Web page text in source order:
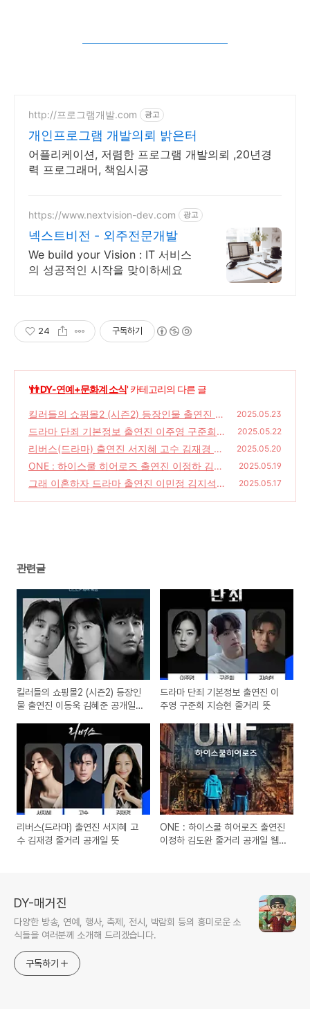
http://프로그램개발.com 광고
개인프로그램 개발의뢰 밝은터
어플리케이션, 저렴한 프로그램 개발의뢰 ,20년경
력 프로그래머, 책임시공
https://www.nextvision-dev.com 광고
넥스트비전 - 외주전문개발
We build your Vision : IT 서비스
의 성공적인 시작을 맞이하세요
24 구독하기
'👬 DY-연예+문화계 소식' 카테고리의 다른 글
킬러들의 쇼핑몰2 (시즌2) 등장인물 출연진 이
동욱 김혜준 공개일 결말
(22)
2025.05.23
드라마 단죄 기본정보 출연진 이주영 구준희
지승현 줄거리 뜻
(26)
2025.05.22
리버스(드라마) 출연진 서지혜 고수 김재경 줄
거리 공개일 뜻
(38)
2025.05.20
ONE : 하이스쿨 히어로즈 출연진 이정하 김도
완 줄거리 공개일 웹툰 원작 드라마
(22)
2025.05.19
그래 이혼하자 드라마 출연진 이민정 김지석
2025.05.17
관련글
킬러들의 쇼핑몰2 (시즌2) 등장인
물 출연진 이동욱 김혜준 공개일
드라마 단죄 기본정보 출연진 이
주영 구준희 지승현 줄거리 뜻
리버스(드라마) 출연진 서지혜 고
수 김재경 줄거리 공개일 뜻
ONE : 하이스쿨 히어로즈 출연진
이정하 김도완 줄거리 공개일 웹
DY-매거진
다양한 방송, 연예, 행사, 축제, 전시, 박람회 등의 흥미로운 소
식들을 여러분께 소개해 드리겠습니다.
구독하기